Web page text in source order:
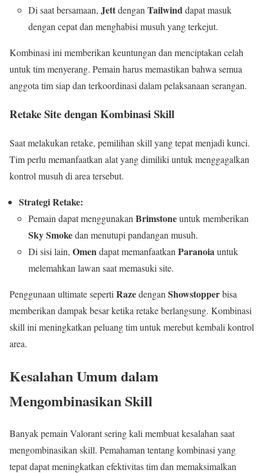
Di saat bersamaan, Jettdengan Tailwinddapat masuk
dengan cepat dan menghabisi musuh yang terkejut.
Kombinasi ini memberikan keuntungan dan menciptakan celah
untuk tim menyerang. Pemain harus memastikan bahwa semua
anggota tim siap dan terkoordinasi dalam pelaksanaan serangan.
Retake Site dengan Kombinasi Skill
Saat melakukan retake, pemilihan skill yang tepat menjadi kunci.
Tim perlu memanfaatkan alat yang dimiliki untuk menggagalkan
kontrol musuh di area tersebut.
Strategi Retake:
Pemain dapat menggunakan Brimstoneuntuk memberikan
Sky Smokedan menutupi pandangan musuh.
Di sisi lain, Omendapat memanfaatkan Paranoiauntuk
melemahkan lawan saat memasuki site.
Penggunaan ultimate seperti Razedengan Showstopperbisa
memberikan dampak besar ketika retake berlangsung. Kombinasi
skill ini meningkatkan peluang tim untuk merebut kembali kontrol
area.
Kesalahan Umum dalam
Mengombinasikan Skill
Banyak pemain Valorant sering kali membuat kesalahan saat
mengombinasikan skill. Pemahaman tentang kombinasi yang
tepat dapat meningkatkan efektivitas tim dan memaksimalkan